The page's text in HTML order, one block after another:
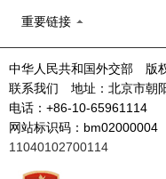
重要链接
中华人民共和国外交部 版
联系我们 地址：北京市朝
电话：+86-10-65961114
网站标识码：bm02000004
11040102700114